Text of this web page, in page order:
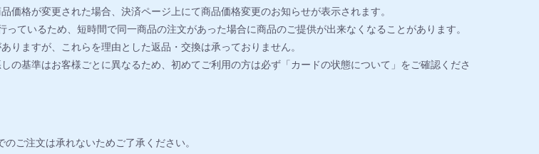
格が変更された場合、決済ページ上にて商品価格変更のお知らせが表示されます。
ているため、短時間で同一商品の注文があった場合に商品のご提供が出来なくなることがあります。
りますが、これらを理由とした返品・交換は承っておりません。
基準はお客様ごとに異なるため、初めてご利用の方は必ず「カードの状態について」をご確認くださ
ご注文は承れないためご了承ください。